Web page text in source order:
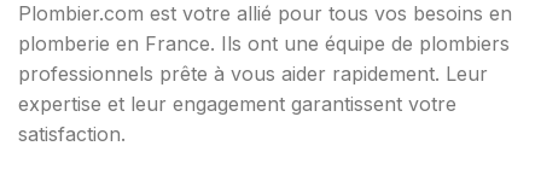
Plombier.com est votre allié pour tous vos besoins en
plomberie en France. Ils ont une équipe de plombiers
professionnels prête à vous aider rapidement. Leur
expertise et leur engagement garantissent votre
satisfaction.